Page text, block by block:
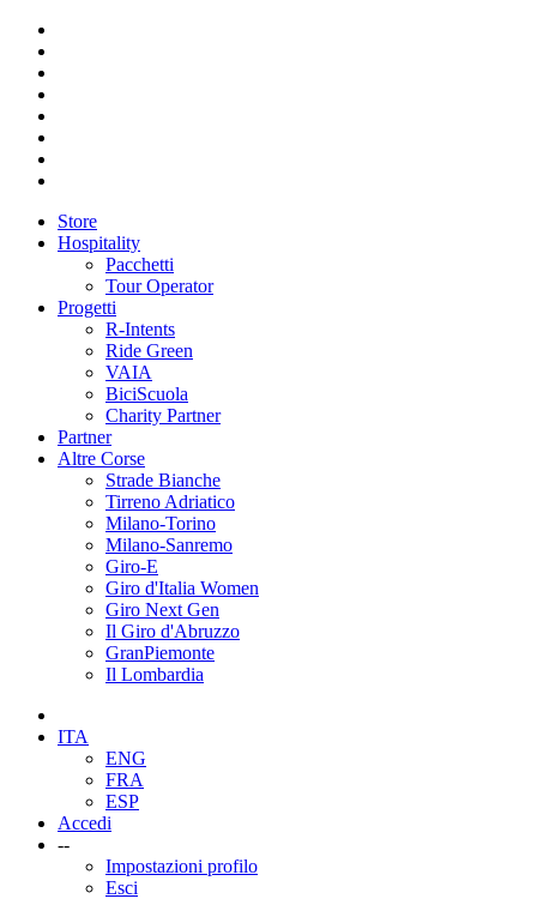
Store
Hospitality
Pacchetti
Tour Operator
Progetti
R-Intents
Ride Green
VAIA
BiciScuola
Charity Partner
Partner
Altre Corse
Strade Bianche
Tirreno Adriatico
Milano-Torino
Milano-Sanremo
Giro-E
Giro d'Italia Women
Giro Next Gen
Il Giro d'Abruzzo
GranPiemonte
Il Lombardia
ITA
ENG
FRA
ESP
Accedi
--
Impostazioni profilo
Esci